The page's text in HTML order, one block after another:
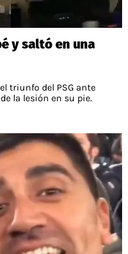
y saltó en una
triunfo del PSG ante
la lesión en su pie.